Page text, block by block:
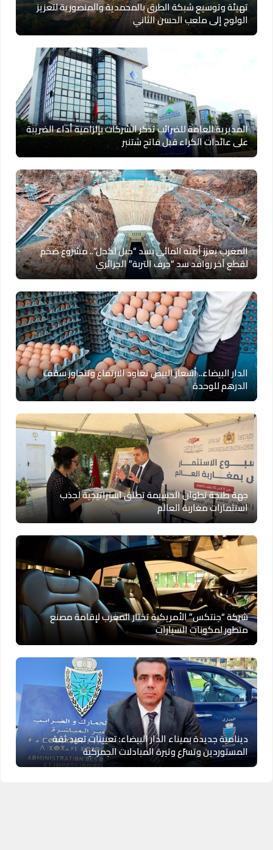
تهيئة وتوسيع شبكة الطرق بالمحمدية والمنصورية لتعزيز
الولوج إلى ملعب الحسن الثاني
المديرية العامة للضرائب تذكر الشركات بإلزامية أداء الضريبة
على عائدات الكراء قبل فاتح شتنبر
المغرب يعزز أمنه المائي بسد “جبل لكحل”.. مشروع ضخم
لقطع آخر روافد سد “جرف التربة” الجزائري
الدار البيضاء.. أسعار البيض تعاود الارتفاع وتتجاوز سقف
الدرهم للوحدة
جهة طنجة تطوان الحسيمة تطلق استراتيجية لجذب
استثمارات مغاربة العالم
شركة “جنتكس” الأمريكية تختار المغرب لإقامة مصنع
متطور لمكونات السيارات
دينامية جديدة بميناء الدار البيضاء: تعيينات تعيد ثقة
المستوردين وتسرّع وتيرة المبادلات الجمركية